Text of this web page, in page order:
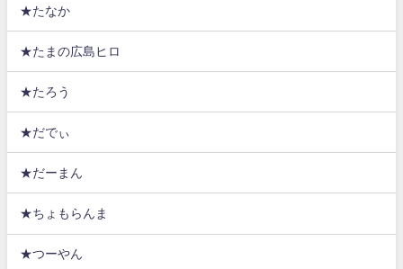
★たなか
★たまの広島ヒロ
★たろう
★だでぃ
★だーまん
★ちょもらんま
★つーやん